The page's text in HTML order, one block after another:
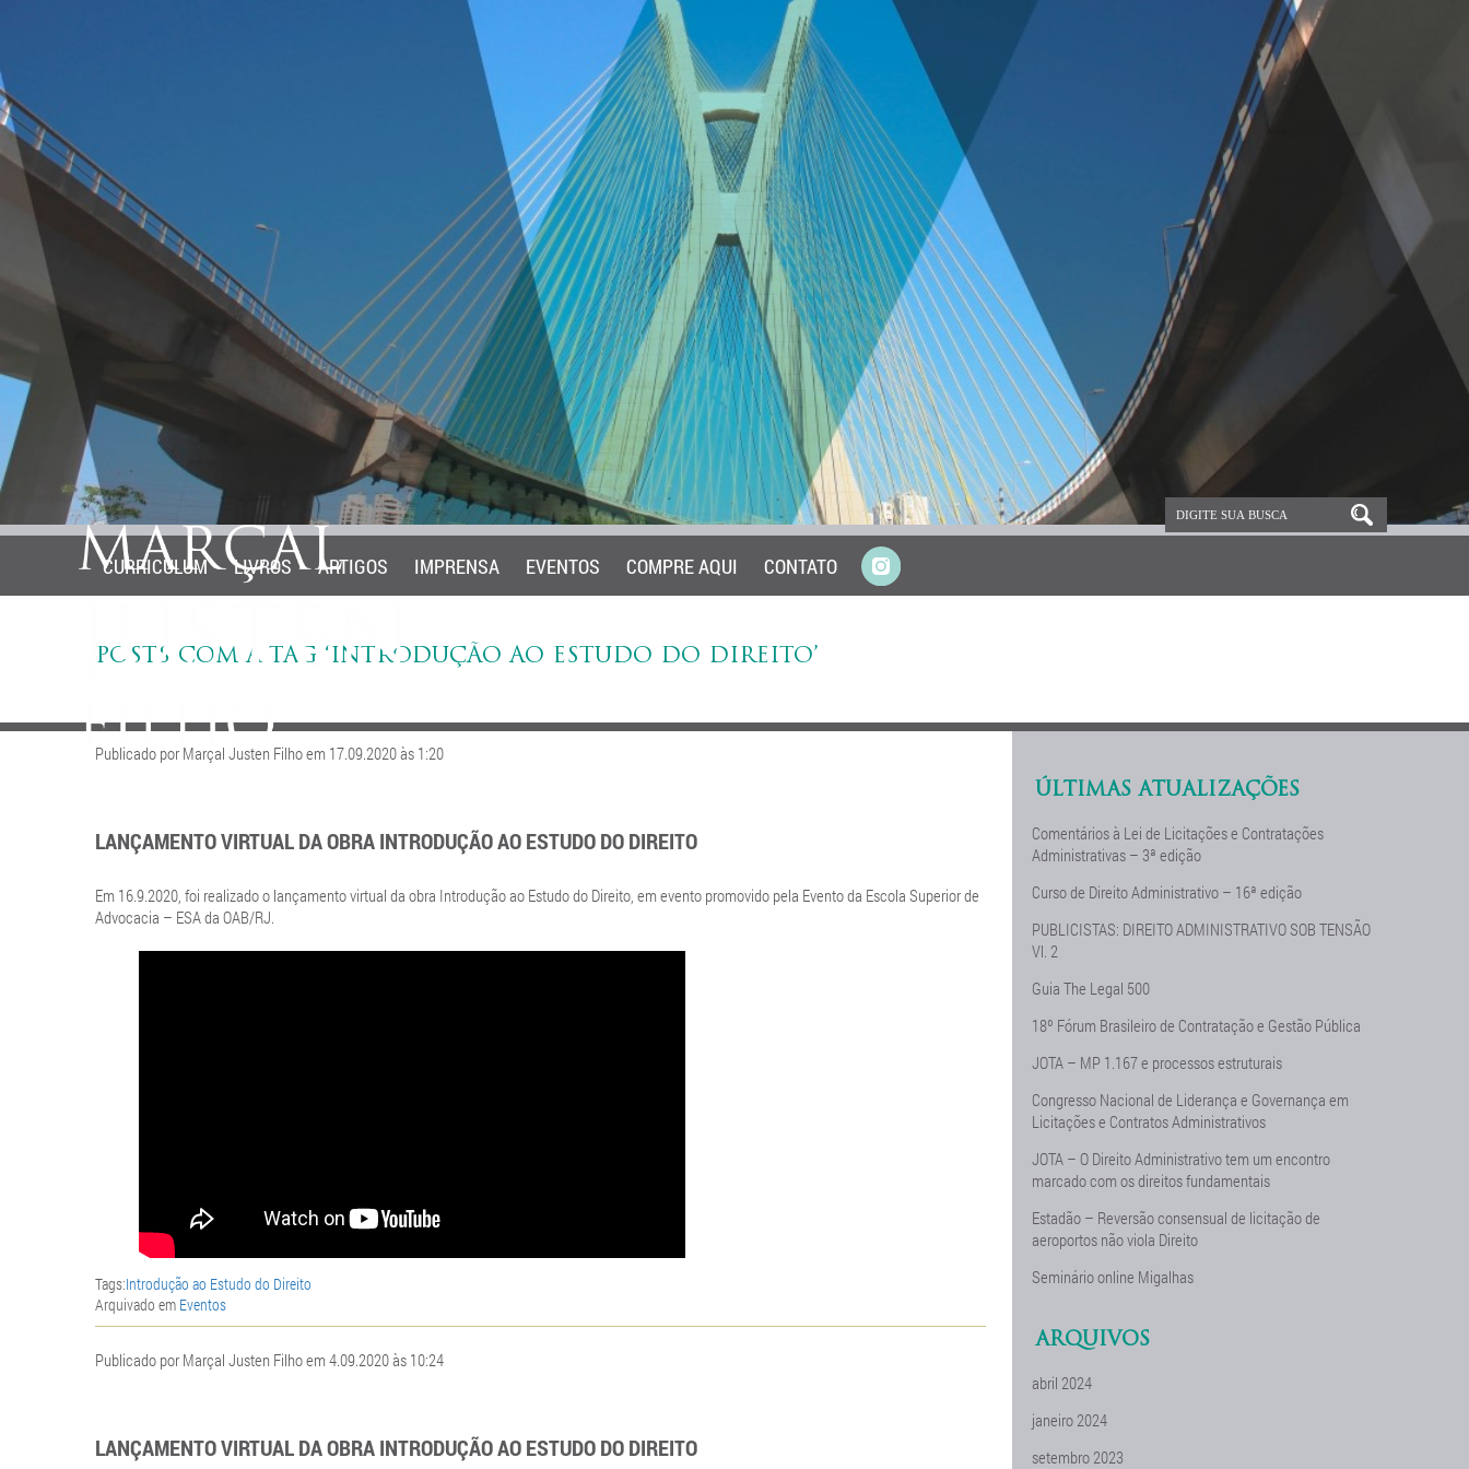
CURRICULUM LIVROS ARTIGOS IMPRENSA EVENTOS COMPRE AQUI CONTATO
POSTS COM A TAG ‘INTRODUÇÃO AO ESTUDO DO DIREITO’
Publicado por Marçal Justen Filho em 17.09.2020 às 1:20
LANÇAMENTO VIRTUAL DA OBRA INTRODUÇÃO AO ESTUDO DO DIREITO
Em 16.9.2020, foi realizado o lançamento virtual da obra Introdução ao Estudo do Direito, em evento promovido pela Evento da Escola Superior de
Advocacia – ESA da OAB/RJ.
Tags:Introdução ao Estudo do Direito
Arquivado em Eventos
Publicado por Marçal Justen Filho em 4.09.2020 às 10:24
LANÇAMENTO VIRTUAL DA OBRA INTRODUÇÃO AO ESTUDO DO DIREITO
ÚLTIMAS ATUALIZAÇÕES
Comentários à Lei de Licitações e Contratações
Administrativas – 3ª edição
Curso de Direito Administrativo – 16ª edição
PUBLICISTAS: DIREITO ADMINISTRATIVO SOB TENSÃO
Vl. 2
Guia The Legal 500
18º Fórum Brasileiro de Contratação e Gestão Pública
JOTA – MP 1.167 e processos estruturais
Congresso Nacional de Liderança e Governança em
Licitações e Contratos Administrativos
JOTA – O Direito Administrativo tem um encontro
marcado com os direitos fundamentais
Estadão – Reversão consensual de licitação de
aeroportos não viola Direito
Seminário online Migalhas
ARQUIVOS
abril 2024
janeiro 2024
setembro 2023